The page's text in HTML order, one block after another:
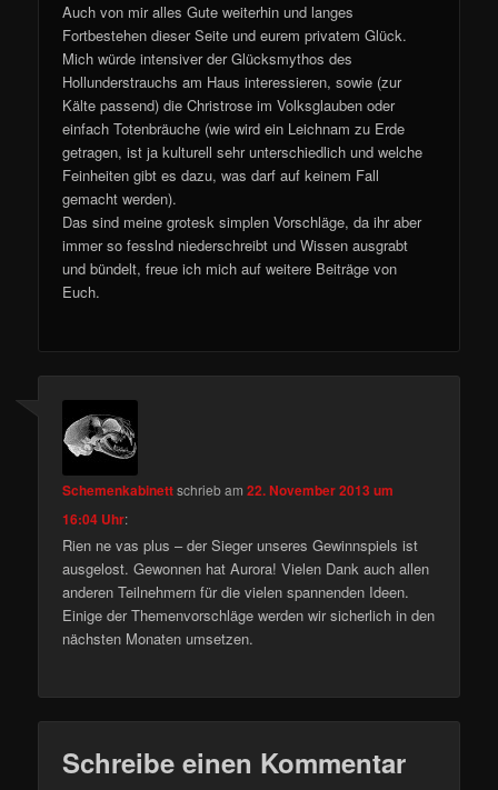
Auch von mir alles Gute weiterhin und langes
Fortbestehen dieser Seite und eurem privatem Glück.
Mich würde intensiver der Glücksmythos des
Hollunderstrauchs am Haus interessieren, sowie (zur
Kälte passend) die Christrose im Volksglauben oder
einfach Totenbräuche (wie wird ein Leichnam zu Erde
getragen, ist ja kulturell sehr unterschiedlich und welche
Feinheiten gibt es dazu, was darf auf keinem Fall
gemacht werden).
Das sind meine grotesk simplen Vorschläge, da ihr aber
immer so fesslnd niederschreibt und Wissen ausgrabt
und bündelt, freue ich mich auf weitere Beiträge von
Euch.
Schemenkabinettschriebam22. November 2013 um
16:04 Uhr:
Rien ne vas plus – der Sieger unseres Gewinnspiels ist
ausgelost. Gewonnen hat Aurora! Vielen Dank auch allen
anderen Teilnehmern für die vielen spannenden Ideen.
Einige der Themenvorschläge werden wir sicherlich in den
nächsten Monaten umsetzen.
Schreibe einen Kommentar